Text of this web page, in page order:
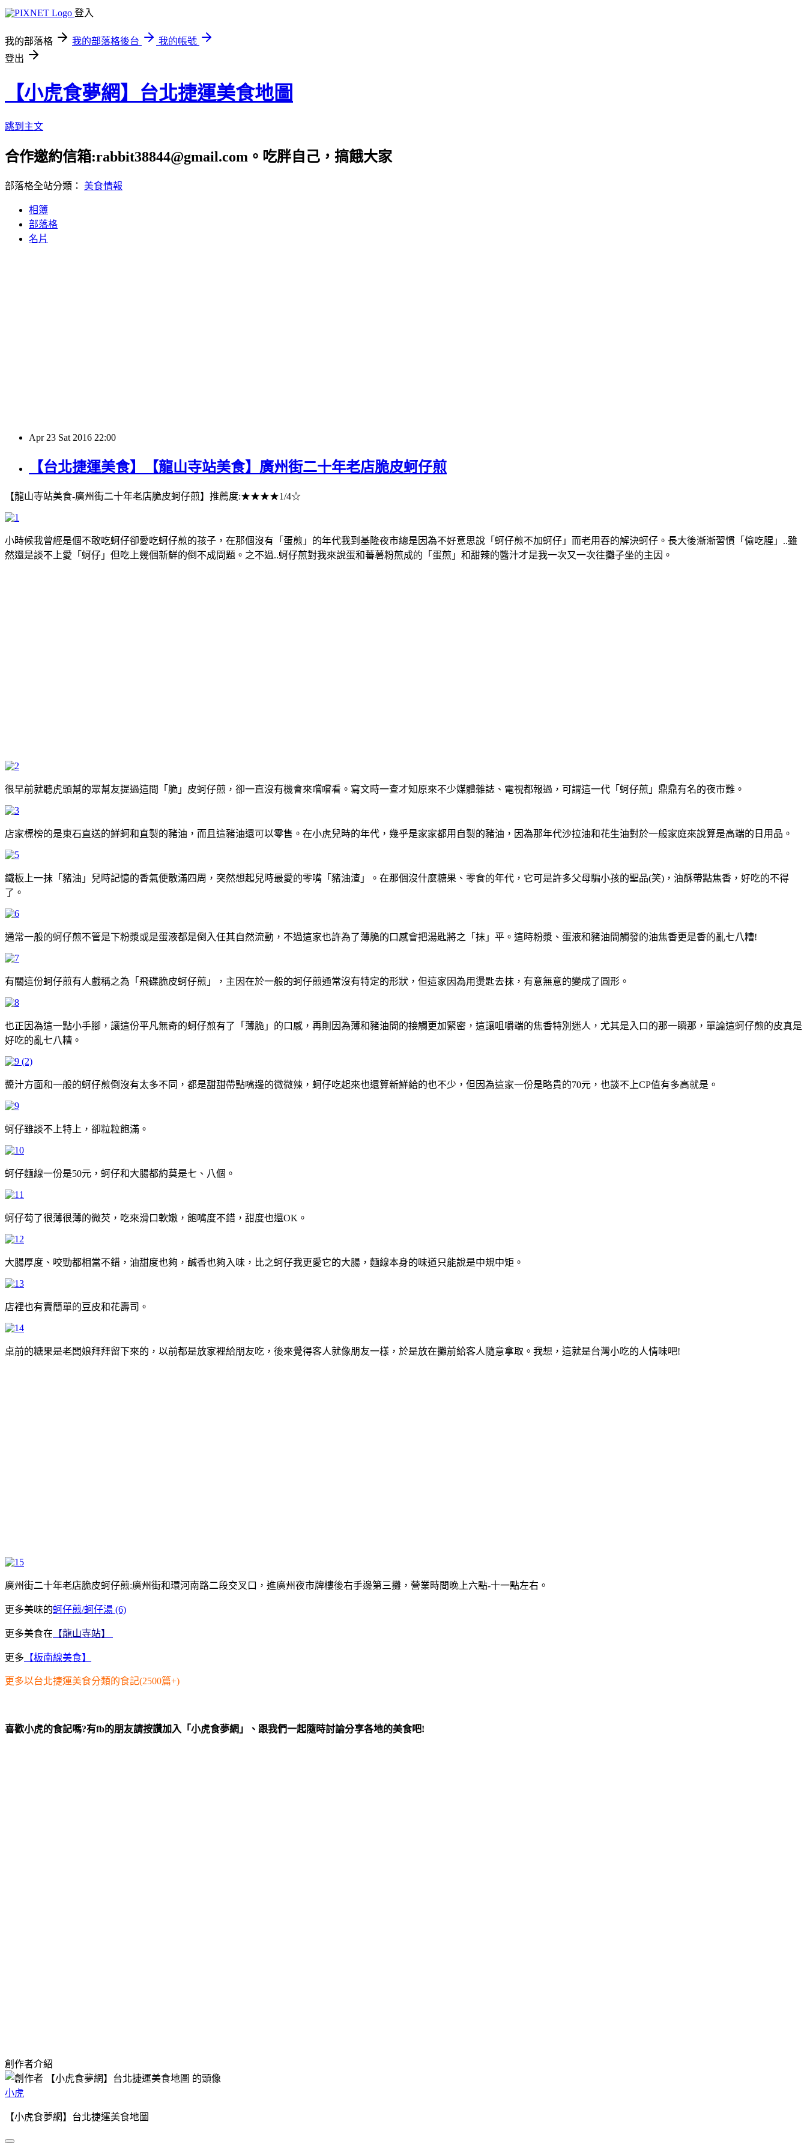
登入
我的部落格 我的部落格後台
我的帳號
登出
【小虎食夢網】台北捷運美食地圖
跳到主文
合作邀約信箱:rabbit38844@gmail.com。吃胖自己，搞餓大家
部落格全站分類： 美食情報
相簿
部落格
名片
Apr 23 Sat 2016 22:00
【台北捷運美食】【龍山寺站美食】廣州街二十年老店脆皮蚵仔煎
【龍山寺站美食-廣州街二十年老店脆皮蚵仔煎】推薦度:★★★★1/4☆
小時候我曾經是個不敢吃蚵仔卻愛吃蚵仔煎的孩子，在那個沒有「蛋煎」的年代我到基隆夜市總是因為不好意思說「蚵仔煎不加蚵仔」而老用吞的解決蚵仔。長大後漸漸習慣「偷吃腥」..雖
然還是談不上愛「蚵仔」但吃上幾個新鮮的倒不成問題。之不過..蚵仔煎對我來說蛋和蕃薯粉煎成的「蛋煎」和甜辣的醬汁才是我一次又一次往攤子坐的主因。
很早前就聽虎頭幫的眾幫友提過這間「脆」皮蚵仔煎，卻一直沒有機會來嚐嚐看。寫文時一查才知原來不少媒體雜誌、電視都報過，可謂這一代「蚵仔煎」鼎鼎有名的夜市難。
店家標榜的是東石直送的鮮蚵和直製的豬油，而且這豬油還可以零售。在小虎兒時的年代，幾乎是家家都用自製的豬油，因為那年代沙拉油和花生油對於一般家庭來說算是高端的日用品。
鐵板上一抹「豬油」兒時記憶的香氣便散滿四周，突然想起兒時最愛的零嘴「豬油渣」。在那個沒什麼糖果、零食的年代，它可是許多父母騙小孩的聖品(笑)，油酥帶點焦香，好吃的不得
了。
通常一般的蚵仔煎不管是下粉漿或是蛋液都是倒入任其自然流動，不過這家也許為了薄脆的口感會把湯匙將之「抹」平。這時粉漿、蛋液和豬油間觸發的油焦香更是香的亂七八糟!
有關這份蚵仔煎有人戲稱之為「飛碟脆皮蚵仔煎」，主因在於一般的蚵仔煎通常沒有特定的形狀，但這家因為用燙匙去抹，有意無意的變成了圓形。
也正因為這一點小手腳，讓這份平凡無奇的蚵仔煎有了「薄脆」的口感，再則因為薄和豬油間的接觸更加緊密，這讓咀嚼端的焦香特別迷人，尤其是入口的那一瞬那，單論這蚵仔煎的皮真是
好吃的亂七八糟。
醬汁方面和一般的蚵仔煎倒沒有太多不同，都是甜甜帶點嘴邊的微微辣，蚵仔吃起來也還算新鮮給的也不少，但因為這家一份是略貴的70元，也談不上CP值有多高就是。
蚵仔雖談不上特上，卻粒粒飽滿。
蚵仔麵線一份是50元，蚵仔和大腸都約莫是七、八個。
蚵仔芶了很薄很薄的微芡，吃來滑口軟嫩，飽嘴度不錯，甜度也還OK。
大腸厚度、咬勁都相當不錯，油甜度也夠，鹹香也夠入味，比之蚵仔我更愛它的大腸，麵線本身的味道只能說是中規中矩。
店裡也有賣簡單的豆皮和花壽司。
桌前的糖果是老闆娘拜拜留下來的，以前都是放家裡給朋友吃，後來覺得客人就像朋友一樣，於是放在攤前給客人隨意拿取。我想，這就是台灣小吃的人情味吧!
廣州街二十年老店脆皮蚵仔煎:廣州街和環河南路二段交叉口，進廣州夜市牌樓後右手邊第三攤，營業時間晚上六點-十一點左右。
更多美味的蚵仔煎/蚵仔湯 (6)
更多美食在 【龍山寺站】
更多 【板南線美食】
更多以台北捷運美食分類的食記(2500篇+)
喜歡小虎的食記嗎?有fb的朋友請按讚加入「小虎食夢網」、跟我們一起隨時討論分享各地的美食吧!
創作者介紹
小虎
【小虎食夢網】台北捷運美食地圖